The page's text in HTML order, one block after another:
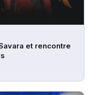
et rencontre